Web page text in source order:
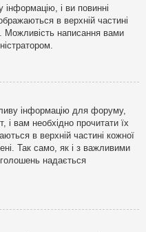
і ви повинні
в верхній частині
Можливість написання вами
інформацію для форуму,
вам необхідно прочитати їх
в верхній частині кожної
Так само, як і з важливими
надається